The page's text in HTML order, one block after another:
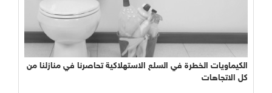
الكيماويات الخطرة في السلع الاستهلاكية تحاصرنا في منازلنا من
كل الاتجاهات